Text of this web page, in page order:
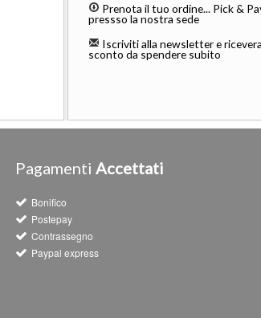
Prenota il tuo ordine... Pick &
pressso la nostra sede
Iscriviti alla newsletter e
sconto da spendere subito
Pagamenti Accettati
Bonifico
Postepay
Contrassegno
Paypal express